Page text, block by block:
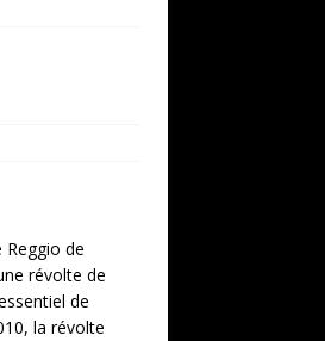
de
révolte de
de
la révolte